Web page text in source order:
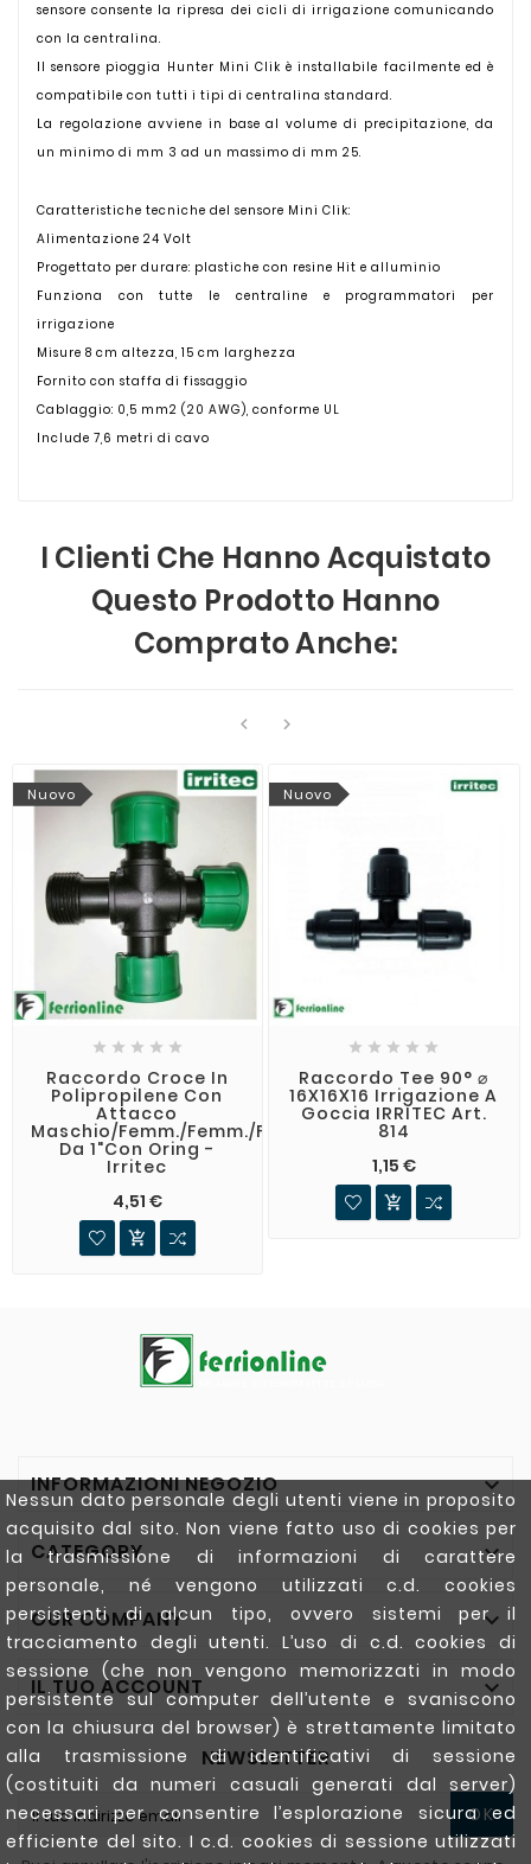
Nessun dato personale degli utenti viene in proposito
acquisito dal sito. Non viene fatto uso di cookies per
la trasmissione di informazioni di carattere
personale, né vengono utilizzati c.d. cookies
persistenti di alcun tipo, ovvero sistemi per il
tracciamento degli utenti. L’uso di c.d. cookies di
sessione (che non vengono memorizzati in modo
persistente sul computer dell’utente e svaniscono
con la chiusura del browser) è strettamente limitato
alla trasmissione di identificativi di sessione
(costituiti da numeri casuali generati dal server)
necessari per consentire l’esplorazione sicura ed
efficiente del sito. I c.d. cookies di sessione utilizzati
sensore consente la ripresa dei cicli di irrigazione comunicando
con la centralina.
Il sensore pioggia Hunter Mini Clik è installabile facilmente ed è
compatibile con tutti i tipi di centralina standard.
La regolazione avviene in base al volume di precipitazione, da
un minimo di mm 3 ad un massimo di mm 25.
Caratteristiche tecniche del sensore Mini Clik:
Alimentazione 24 Volt
Progettato per durare: plastiche con resine Hit e alluminio
Funziona con tutte le centraline e programmatori per
irrigazione
Misure 8 cm altezza, 15 cm larghezza
Fornito con staffa di fissaggio
Cablaggio: 0,5 mm2 (20 AWG), conforme UL
Include 7,6 metri di cavo
I Clienti Che Hanno Acquistato
Questo Prodotto Hanno
Comprato Anche:
 
Nuovo
    
Raccordo Croce In
Polipropilene Con
Attacco
Maschio/femm./femm./femm.
Da 1"con Oring -
Irritec
4,51 €

Nuovo
    
Raccordo Tee 90° ⌀
16X16X16 Irrigazione A
Goccia IRRITEC Art.
814
1,15 €

INFORMAZIONI NEGOZIO 
CATEGORY 
OUR COMPANY 
IL TUO ACCOUNT 
NEWSLETTER
OK